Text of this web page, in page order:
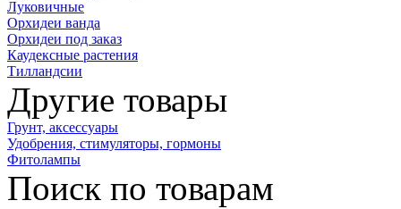
Луковичные
Орхидеи ванда
Орхидеи под заказ
Каудексные растения
Тилландсии
Другие товары
Грунт, аксессуары
Удобрения, стимуляторы, гормоны
Фитолампы
Поиск по товарам